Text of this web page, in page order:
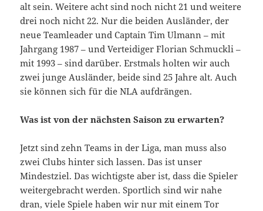
alt sein. Weitere acht sind noch nicht 21 und weitere
drei noch nicht 22. Nur die beiden Ausländer, der
neue Teamleader und Captain Tim Ulmann – mit
Jahrgang 1987 – und Verteidiger Florian Schmuckli –
mit 1993 – sind darüber. Erstmals holten wir auch
zwei junge Ausländer, beide sind 25 Jahre alt. Auch
sie können sich für die NLA aufdrängen.
Was ist von der nächsten Saison zu erwarten?
Jetzt sind zehn Teams in der Liga, man muss also
zwei Clubs hinter sich lassen. Das ist unser
Mindestziel. Das wichtigste aber ist, dass die Spieler
weitergebracht werden. Sportlich sind wir nahe
dran, viele Spiele haben wir nur mit einem Tor